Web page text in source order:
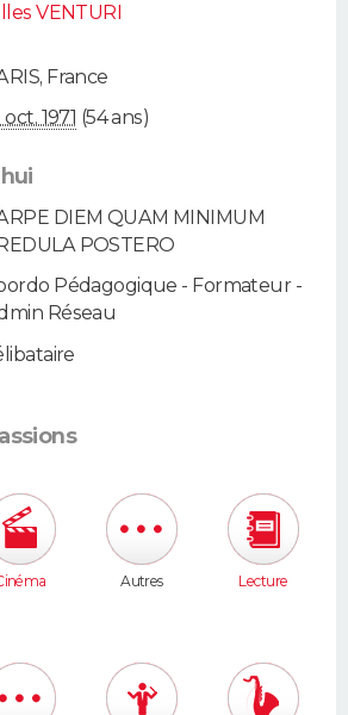
VENTURI
, France
oct. 1971 (54 ans)
DIEM QUAM MINIMUM
POSTERO
Pédagogique - Formateur -
Réseau
Autres Lecture